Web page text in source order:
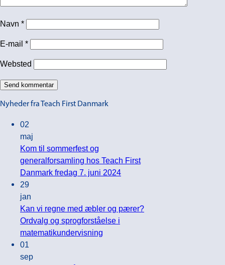
Navn *
E-mail *
Websted
Nyheder fra Teach First Danmark
02
maj
Kom til sommerfest og
generalforsamling hos Teach First
Danmark fredag 7. juni 2024Ingen
Kom
29
jan
Kan vi regne med æbler og pærer?
Ordvalg og sprogforståelse i
matematikundervisning
01
sep